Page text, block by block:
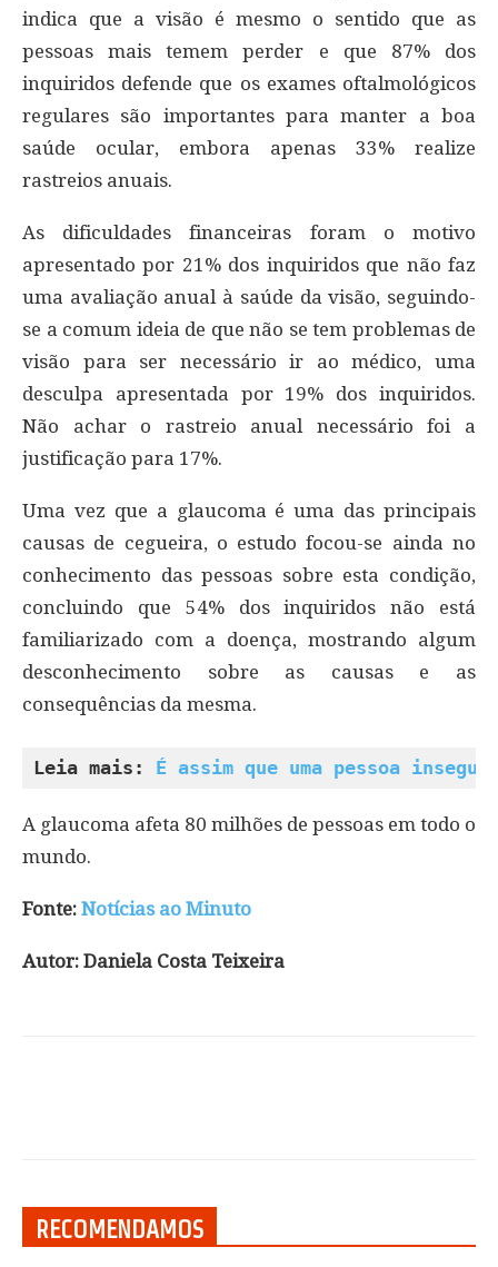
indica que a visão é mesmo o sentido que as
pessoas mais temem perder e que 87% dos
inquiridos defende que os exames oftalmológicos
regulares são importantes para manter a boa
saúde ocular, embora apenas 33% realize
rastreios anuais.
As dificuldades financeiras foram o motivo
apresentado por 21% dos inquiridos que não faz
uma avaliação anual à saúde da visão, seguindo-
se a comum ideia de que não se tem problemas de
visão para ser necessário ir ao médico, uma
desculpa apresentada por 19% dos inquiridos.
Não achar o rastreio anual necessário foi a
justificação para 17%.
Uma vez que a glaucoma é uma das principais
causas de cegueira, o estudo focou-se ainda no
conhecimento das pessoas sobre esta condição,
concluindo que 54% dos inquiridos não está
familiarizado com a doença, mostrando algum
desconhecimento sobre as causas e as
consequências da mesma.
Leia mais: É assim que uma pessoa
A glaucoma afeta 80 milhões de pessoas em todo o
mundo.
Fonte: Notícias ao Minuto
Autor: Daniela Costa Teixeira
RECOMENDAMOS